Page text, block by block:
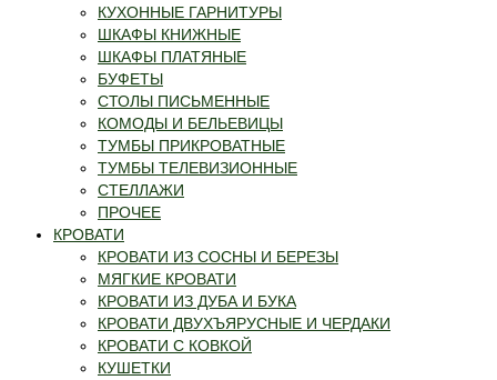
КУХОННЫЕ ГАРНИТУРЫ
ШКАФЫ КНИЖНЫЕ
ШКАФЫ ПЛАТЯНЫЕ
БУФЕТЫ
СТОЛЫ ПИСЬМЕННЫЕ
КОМОДЫ И БЕЛЬЕВИЦЫ
ТУМБЫ ПРИКРОВАТНЫЕ
ТУМБЫ ТЕЛЕВИЗИОННЫЕ
СТЕЛЛАЖИ
ПРОЧЕЕ
КРОВАТИ
КРОВАТИ ИЗ СОСНЫ И БЕРЕЗЫ
МЯГКИЕ КРОВАТИ
КРОВАТИ ИЗ ДУБА И БУКА
КРОВАТИ ДВУХЪЯРУСНЫЕ И ЧЕРДАКИ
КРОВАТИ С КОВКОЙ
КУШЕТКИ